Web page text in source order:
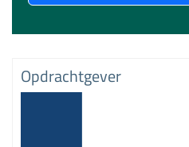
Opdrachtgever